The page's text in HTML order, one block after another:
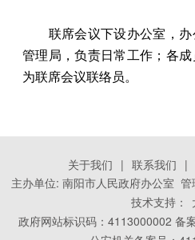
联席会议下设办公室，办
管理局，负责日常工作；各
为联席会议联络员。
关于我们 | 联系我们 |
主办单位: 南阳市人民政府办公室 管
技术支持：
政府网站标识码：4113000002 备